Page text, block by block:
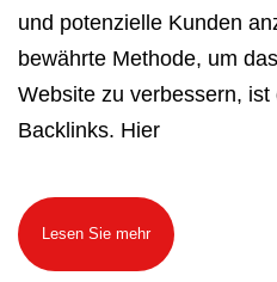
und potenzielle Kunden
bewährte Methode, um
Website zu verbessern,
Backlinks. Hier
Lesen Sie mehr